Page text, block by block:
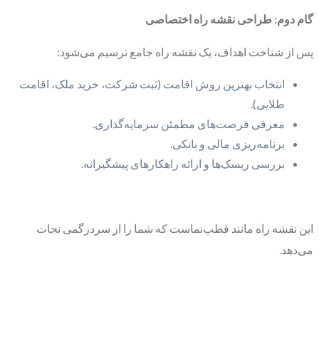
گام دوم: طراحی نقشه راه اختصاصی
پس از شناخت اهداف، یک نقشه راه جامع ترسیم می‌شود:
انتخاب بهترین روش اقامت (ثبت شرکت، خرید ملک، اقامت
طلایی).
معرفی فرصت‌های مطمئن سرمایه‌گذاری.
برنامه‌ریزی مالی و بانکی.
بررسی ریسک‌ها و ارائه راهکارهای پیشگیرانه.
این نقشه راه مانند قطب‌نماست که شما را از سردرگمی نجات
می‌دهد.